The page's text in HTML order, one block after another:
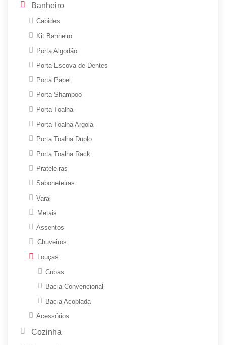
Banheiro
Cabides
Kit Banheiro
Porta Algodão
Porta Escova de Dentes
Porta Papel
Porta Shampoo
Porta Toalha
Porta Toalha Argola
Porta Toalha Duplo
Porta Toalha Rack
Prateleiras
Saboneteiras
Varal
Metais
Assentos
Chuveiros
Louças
Cubas
Bacia Convencional
Bacia Acoplada
Acessórios
Cozinha